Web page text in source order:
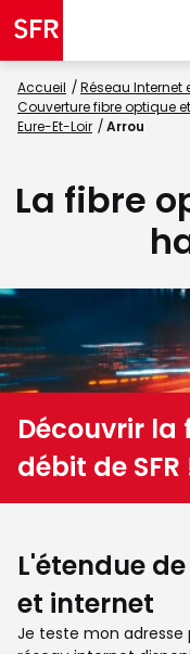
Accueil
Réseau Internet
Couverture fibre optique
Eure-Et-Loir
Arrou
La fibre
Découvrir la
débit de SFR
L'étendue
et internet
Je teste mon